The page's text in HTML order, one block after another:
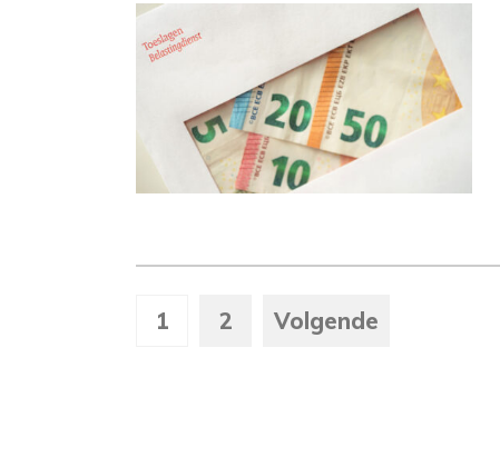
1 2 Volgende